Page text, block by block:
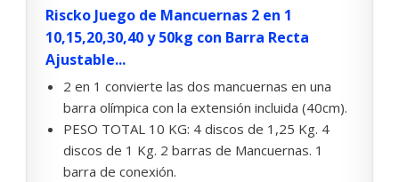
Riscko Juego de Mancuernas 2 en 1
10,15,20,30,40 y 50kg con Barra Recta
Ajustable...
2 en 1 convierte las dos mancuernas en una
barra olímpica con la extensión incluida (40cm).
PESO TOTAL 10 KG: 4 discos de 1,25 Kg. 4
discos de 1 Kg. 2 barras de Mancuernas. 1
barra de conexión.